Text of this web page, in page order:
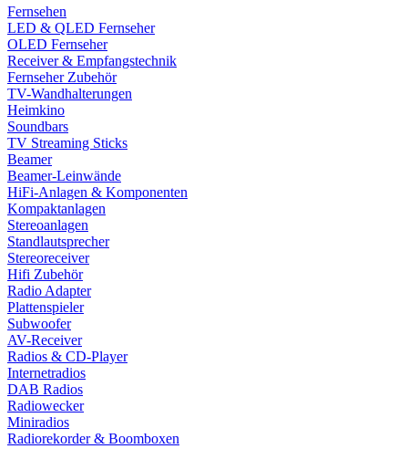
Fernsehen
LED & QLED Fernseher
OLED Fernseher
Receiver & Empfangstechnik
Fernseher Zubehör
TV-Wandhalterungen
Heimkino
Soundbars
TV Streaming Sticks
Beamer
Beamer-Leinwände
HiFi-Anlagen & Komponenten
Kompaktanlagen
Stereoanlagen
Standlautsprecher
Stereoreceiver
Hifi Zubehör
Radio Adapter
Plattenspieler
Subwoofer
AV-Receiver
Radios & CD-Player
Internetradios
DAB Radios
Radiowecker
Miniradios
Radiorekorder & Boomboxen